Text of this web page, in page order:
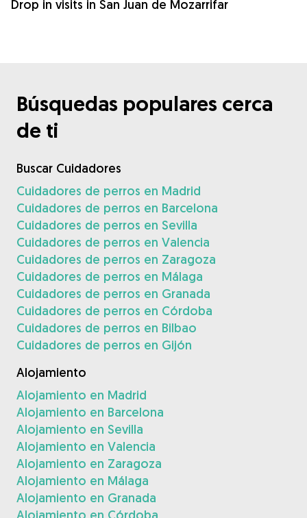
Drop in visits in San Juan de Mozarrifar
Búsquedas populares cerca
de ti
Buscar Cuidadores
Cuidadores de perros en Madrid
Cuidadores de perros en Barcelona
Cuidadores de perros en Sevilla
Cuidadores de perros en Valencia
Cuidadores de perros en Zaragoza
Cuidadores de perros en Málaga
Cuidadores de perros en Granada
Cuidadores de perros en Córdoba
Cuidadores de perros en Bilbao
Cuidadores de perros en Gijón
Alojamiento
Alojamiento en Madrid
Alojamiento en Barcelona
Alojamiento en Sevilla
Alojamiento en Valencia
Alojamiento en Zaragoza
Alojamiento en Málaga
Alojamiento en Granada